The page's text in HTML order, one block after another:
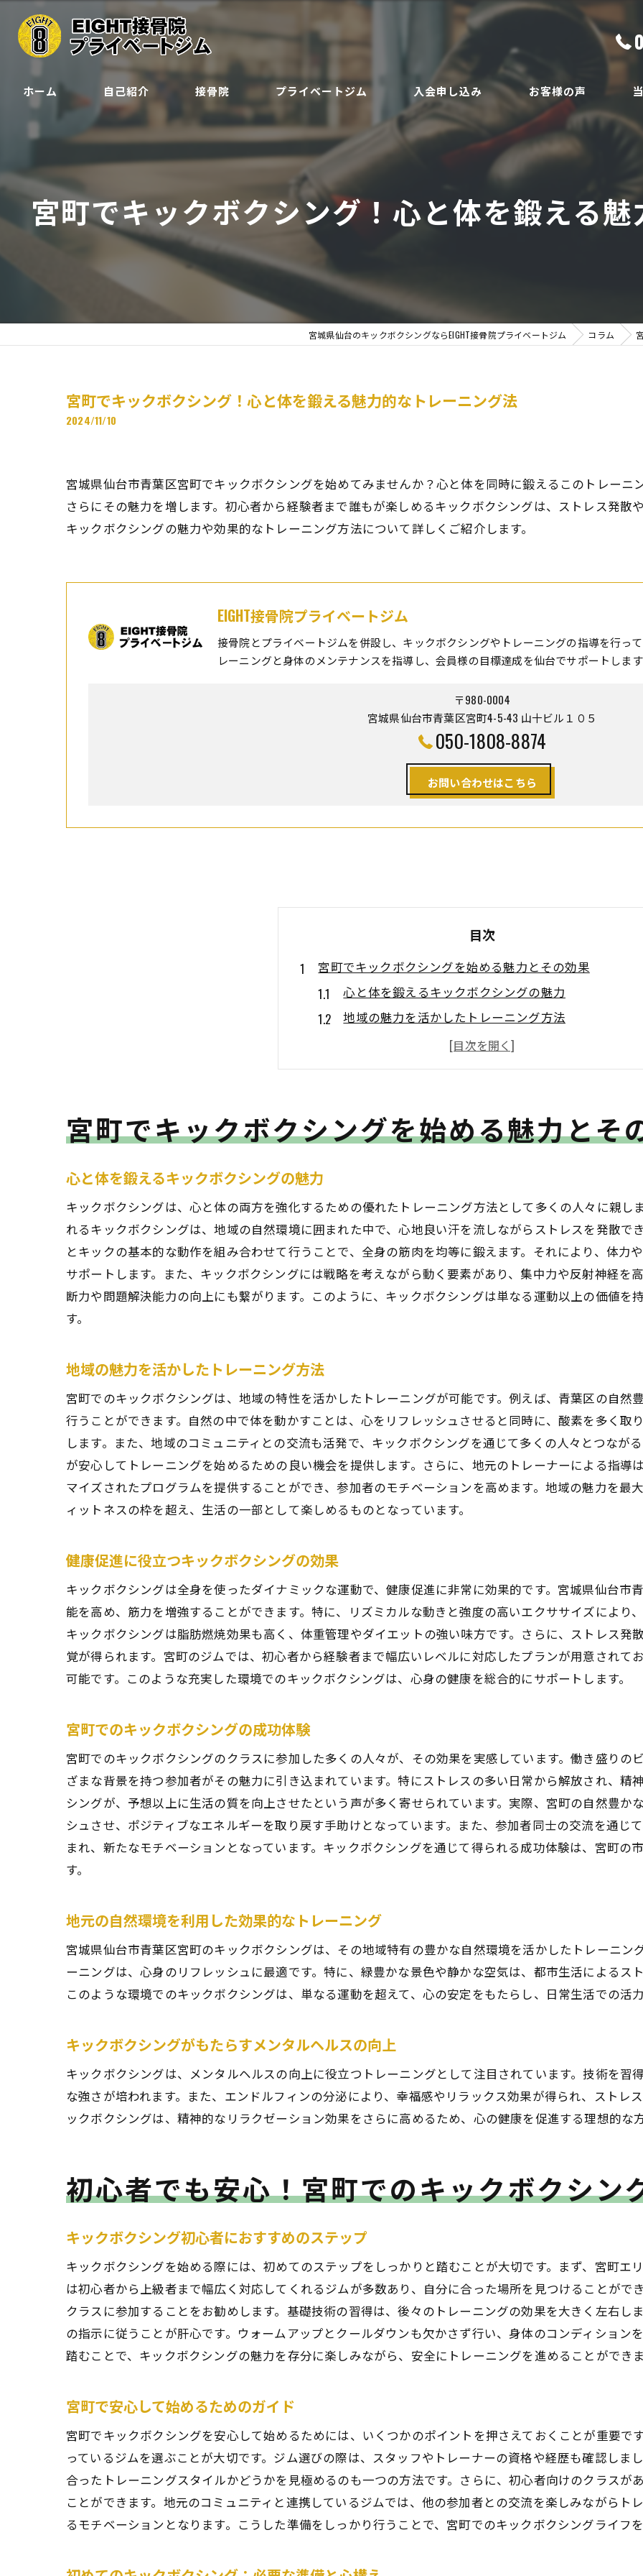
ホーム 自己紹介 接骨院 プライベートジム
クラス
ジュニア会員
予約
入会申し込み お客様の声
ダ
ボ
宮町でキックボクシング！心と体を鍛える
宮城県仙台のキックボクシングならEIGHT接骨院プライベートジム コラム
宮町でキックボクシング！心と体を鍛える魅力的なトレーニング法
2024/11/10
宮城県仙台市青葉区宮町でキックボクシングを始めてみませんか？心と体を同時に鍛えるこのトレーニ
さらにその魅力を増します。初心者から経験者まで誰もが楽しめるキックボクシングは、ストレス発散
キックボクシングの魅力や効果的なトレーニング方法について詳しくご紹介します。
EIGHT接骨院プライベートジム
接骨院とプライベートジムを併設し、キックボクシングやトレーニングの指導を行っ
レーニングと身体のメンテナンスを指導し、会員様の目標達成を仙台でサポートしま
〒980-0004
宮城県仙台市青葉区宮町4-5-43 山十ビル１０５
050-1808-8874
お問い合わせはこちら
目次
宮町でキックボクシングを始める魅力とその効果
心と体を鍛えるキックボクシングの魅力
地域の魅力を活かしたトレーニング方法
健康促進に役立つキックボクシングの効果
宮町でのキックボクシングの成功体験
キックボクシングがもたらすメンタルヘルスの向上
初心者でも安心！宮町でのキックボクシングの第一歩
初めてのキックボクシング：必要な準備と心構え
宮町の初心者向けキックボクシングクラスの特徴
初心者がつまずきやすいポイントとその克服法
地元のコミュニティと共に始めるキックボクシング
公園や川沿いで楽しむキックボクシング
四季折々の風景とともに鍛える方法
自然環境がもたらすリラクゼーション効果
地域の自然を活かした独自のトレーニングスタイル
宮町でキックボクシングを楽しむためのトレーニング方法
効果的なキックボクシングトレーニングのコツ
キックボクシングのパワーアップテクニック
日常生活に取り入れるキックボクシングのポイント
宮町でのトレーニングを最大限に活用する方法
ストレス発散に最適！宮町でのキックボクシングのすすめ
宮町での定期的なトレーニングの利点
心の健康を促進するキックボクシングの習慣
地元の仲間と共に楽しむストレス発散法
地域の自然を活かした宮町でのキックボクシングの魅力
地域の風景に触れながらのリラクゼーショントレー
自然環境が育む心身のバランス
宮町の自然を活用した独自のエクササイズ
四季を楽しむキックボクシングのスタイル
宮町での日常に取り入れるキックボクシング
健康的なライフスタイルを実現する方法
地元住民が愛するリフレッシュ方法
心身を整えるキックボクシングの習慣
キックボクシングがもたらす生活の質の向上
宮町でキックボクシングを通じて得られる新しい仲間と体
地元の仲間と共に過ごすトレーニングの時間
宮町で広がるキックボクシングのコミュニティ
共通の趣味が育む友情と絆
新しい出会いがもたらす人生の変化
トレーニングを通じて得られる貴重な体験
宮町でキックボクシングを始める魅力とそ
心と体を鍛えるキックボクシングの魅力
キックボクシングは、心と体の両方を強化するための優れたトレーニング方法として多くの人々に親し
れるキックボクシングは、地域の自然環境に囲まれた中で、心地良い汗を流しながらストレスを発散で
とキックの基本的な動作を組み合わせて行うことで、全身の筋肉を均等に鍛えます。それにより、体力
サポートします。また、キックボクシングには戦略を考えながら動く要素があり、集中力や反射神経を
断力や問題解決能力の向上にも繋がります。このように、キックボクシングは単なる運動以上の価値を
す。
地域の魅力を活かしたトレーニング方法
宮町でのキックボクシングは、地域の特性を活かしたトレーニングが可能です。例えば、青葉区の自然
行うことができます。自然の中で体を動かすことは、心をリフレッシュさせると同時に、酸素を多く取
します。また、地域のコミュニティとの交流も活発で、キックボクシングを通じて多くの人々とつなが
が安心してトレーニングを始めるための良い機会を提供します。さらに、地元のトレーナーによる指導
マイズされたプログラムを提供することができ、参加者のモチベーションを高めます。地域の魅力を最
ィットネスの枠を超え、生活の一部として楽しめるものとなっています。
健康促進に役立つキックボクシングの効果
キックボクシングは全身を使ったダイナミックな運動で、健康促進に非常に効果的です。宮城県仙台市
能を高め、筋力を増強することができます。特に、リズミカルな動きと強度の高いエクササイズにより
キックボクシングは脂肪燃焼効果も高く、体重管理やダイエットの強い味方です。さらに、ストレス発
覚が得られます。宮町のジムでは、初心者から経験者まで幅広いレベルに対応したプランが用意されて
可能です。このような充実した環境でのキックボクシングは、心身の健康を総合的にサポートします。
宮町でのキックボクシングの成功体験
宮町でのキックボクシングのクラスに参加した多くの人々が、その効果を実感しています。働き盛りの
ざまな背景を持つ参加者がその魅力に引き込まれています。特にストレスの多い日常から解放され、精
シングが、予想以上に生活の質を向上させたという声が多く寄せられています。実際、宮町の自然豊か
シュさせ、ポジティブなエネルギーを取り戻す手助けとなっています。また、参加者同士の交流を通じ
まれ、新たなモチベーションとなっています。キックボクシングを通じて得られる成功体験は、宮町の
す。
地元の自然環境を利用した効果的なトレーニング
宮城県仙台市青葉区宮町のキックボクシングは、その地域特有の豊かな自然環境を活かしたトレーニン
ーニングは、心身のリフレッシュに最適です。特に、緑豊かな景色や静かな空気は、都市生活によるス
このような環境でのキックボクシングは、単なる運動を超えて、心の安定をもたらし、日常生活での活
キックボクシングがもたらすメンタルヘルスの向上
キックボクシングは、メンタルヘルスの向上に役立つトレーニングとして注目されています。技術を習
な強さが培われます。また、エンドルフィンの分泌により、幸福感やリラックス効果が得られ、ストレ
ックボクシングは、精神的なリラクゼーション効果をさらに高めるため、心の健康を促進する理想的な
初心者でも安心！宮町でのキックボクシン
キックボクシング初心者におすすめのステップ
キックボクシングを始める際には、初めてのステップをしっかりと踏むことが大切です。まず、宮町エ
は初心者から上級者まで幅広く対応してくれるジムが多数あり、自分に合った場所を見つけることがで
クラスに参加することをお勧めします。基礎技術の習得は、後々のトレーニングの効果を大きく左右し
の指示に従うことが肝心です。ウォームアップとクールダウンも欠かさず行い、身体のコンディション
踏むことで、キックボクシングの魅力を存分に楽しみながら、安全にトレーニングを進めることができ
宮町で安心して始めるためのガイド
宮町でキックボクシングを安心して始めるためには、いくつかのポイントを押さえておくことが重要で
っているジムを選ぶことが大切です。ジム選びの際は、スタッフやトレーナーの資格や経歴も確認しま
合ったトレーニングスタイルかどうかを見極めるのも一つの方法です。さらに、初心者向けのクラスが
ことができます。地元のコミュニティと連携しているジムでは、他の参加者との交流を楽しみながらト
るモチベーションとなります。こうした準備をしっかり行うことで、宮町でのキックボクシングライフ